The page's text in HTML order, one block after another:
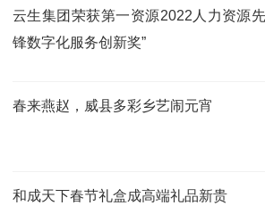
云生集团荣获第一资源2022人力资源
锋数字化服务创新奖”
春来燕赵，威县多彩乡艺闹元宵
和成天下春节礼盒成高端礼品新贵